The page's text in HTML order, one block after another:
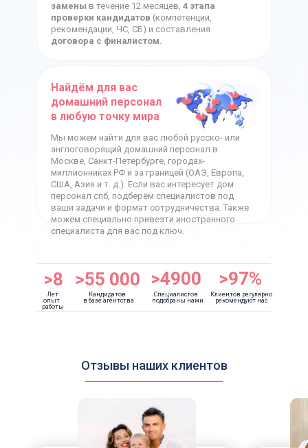
замены в течение 12 месяцев, 4 этапа
проверки кандидатов (компетенции,
рекомендации, ЧС, СБ) и составления
договора с финалистом.
Мы можем найти для вас любой русско- или
англоговорящий домашний персонал в
Москве, Санкт-Петербурге, городах-
миллионниках РФ и за границей (ОАЭ, Европа,
США, Азия и т. д.). Если вас интересует дом
персонал спб, подберём специалистов под
ваши задачи и формат сотрудничества. Также
можем специально привезти иностранного
специалиста для вас под ключ.
Найдём для вас
домашний персонал
в любую точку мира
Клиентов регулярно
рекомендуют нас
>97%
Cпециалистов
подобраны нами
>4900
Кандидатов
в базе агентства
>55 000
Лет
опыт
работы
>8
Отзывы наших клиентов